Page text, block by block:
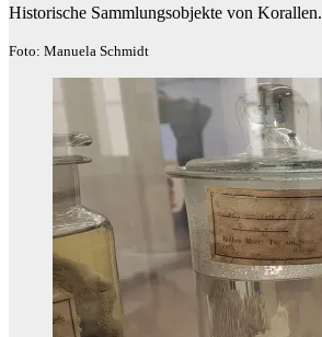
Historische Sammlungsobjekte von Korallen.
Foto: Manuela Schmidt